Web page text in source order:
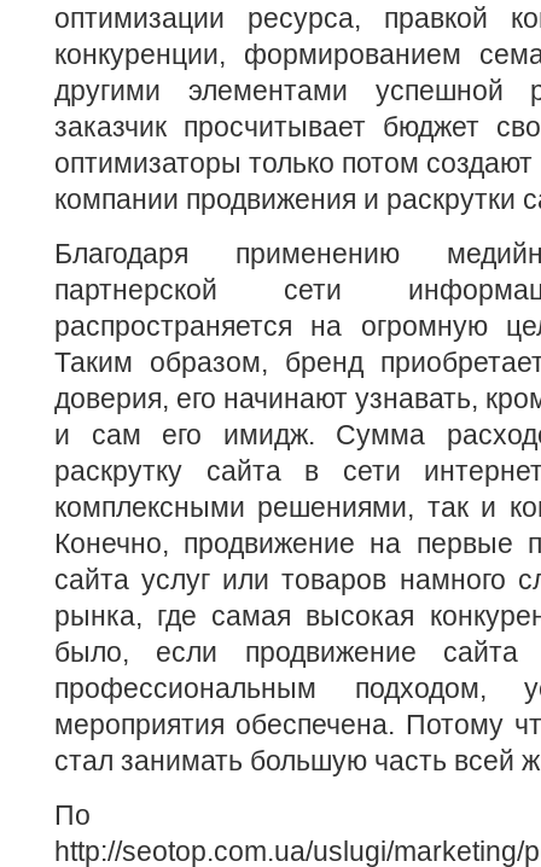
оптимизации ресурса, правкой
конкуренции, формированием
другими элементами успешной
заказчик просчитывает бюджет
оптимизаторы только потом
компании продвижения и раскрутки
Благодаря применению
партнерской сети
распространяется на огромную
Таким образом, бренд
доверия, его начинают узнавать,
и сам его имидж. Сумма
раскрутку сайта в сети
комплексными решениями, так и
Конечно, продвижение на первые
сайта услуг или товаров намного
рынка, где самая высокая
было, если продвижение сайта
профессиональным подходом,
мероприятия обеспечена. Потому
стал занимать большую часть всей
По
http://seotop.com.ua/uslugi/marketing/